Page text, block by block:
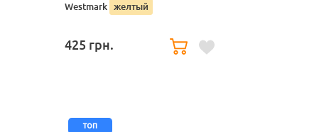
Westmark желтый
425 грн.
топ